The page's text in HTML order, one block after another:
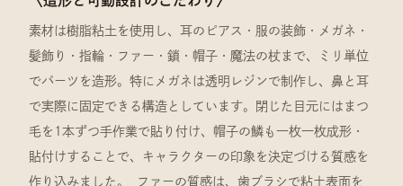
素材は樹脂粘土を使用し、耳のピアス・服の装飾・メガネ・
髪飾り・指輪・ファー・鎖・帽子・魔法の杖まで、ミリ単位
でパーツを造形。特にメガネは透明レジンで制作し、鼻と耳
で実際に固定できる構造としています。閉じた目元にはまつ
毛を1本ずつ手作業で貼り付け、帽子の鱗も一枚一枚成形・
貼付けすることで、キャラクターの印象を決定づける質感を
作り込みました。 ファーの質感は、歯ブラシで粘土表面を